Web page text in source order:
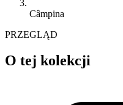
Câmpina
PRZEGLĄD
O tej kolekcji